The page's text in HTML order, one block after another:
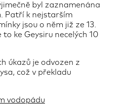
byl zaznamenána
Patří k nejstarším
jsou o něm již ze 13.
ke Geysiru necelých 10
úkazů je odvozen z
což v překladu
vodopádu